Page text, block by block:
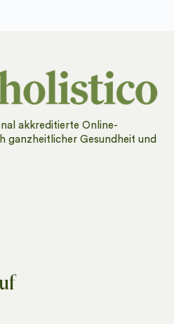
akkreditierte Online-
ganzheitlicher Gesundheit und